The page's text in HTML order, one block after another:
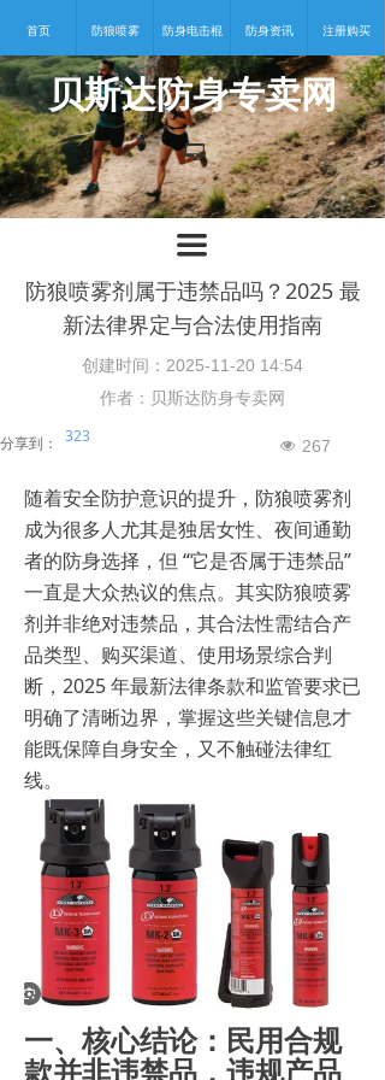
贝斯达防身专卖网
首页 防狼喷雾 防身电击棍 防身资讯 注册购买
넡
防狼喷雾剂属于违禁品吗？2025 最
新法律界定与合法使用指南
随着安全防护意识的提升，防狼喷雾剂
成为很多人尤其是独居女性、夜间通勤
者的防身选择，但 “它是否属于违禁品”
一直是大众热议的焦点。其实防狼喷雾
剂并非绝对违禁品，其合法性需结合产
品类型、购买渠道、使用场景综合判
断，2025 年最新法律条款和监管要求已
明确了清晰边界，掌握这些关键信息才
能既保障自身安全，又不触碰法律红
线。
一、核心结论：民用合规
款并非违禁品，违规产品
넶 267
分享到： 323
创建时间： 2025-11-20 14:54
作者：贝斯达防身专卖网
끀